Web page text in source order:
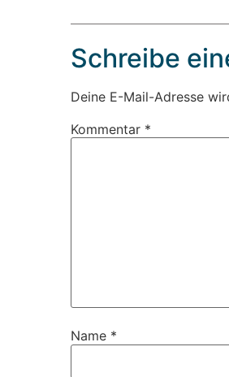
Schreibe
Deine E-Mail-Adresse
Kommentar *
Name *